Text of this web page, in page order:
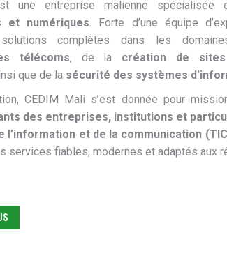
une entreprise malienne spécialisée
et numériques. Forte d’une équipe
complètes dans les
télécoms, de la création de
que de la sécurité des systèmes
CEDIM Mali s’est donnée pour
des entreprises, institutions et
l’information et de la communication
services fiables, modernes et adaptés aux